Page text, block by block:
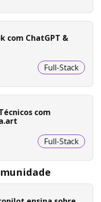
com ChatGPT &
Full-Stack
com
Full-Stack